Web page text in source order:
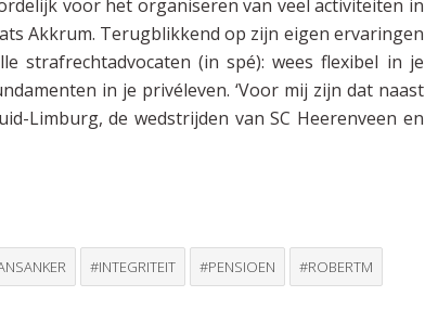
voor het organiseren van veel activiteiten in
Akkrum. Terugblikkend op zijn eigen ervaringen
strafrechtadvocaten (in spé): wees flexibel in je
in je privéleven. ‘Voor mij zijn dat naast
Limburg, de wedstrijden van SC Heerenveen en
#INTEGRITEIT #PENSIOEN #ROBERTM